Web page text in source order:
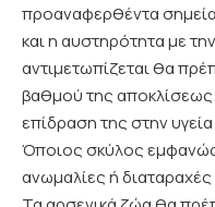
προαναφερθέντα
και η αυστηρότητα με
αντιμετωπίζεται θα
βαθμού της
επίδραση της στην
Όποιος σκύλος
ανωμαλίες ή